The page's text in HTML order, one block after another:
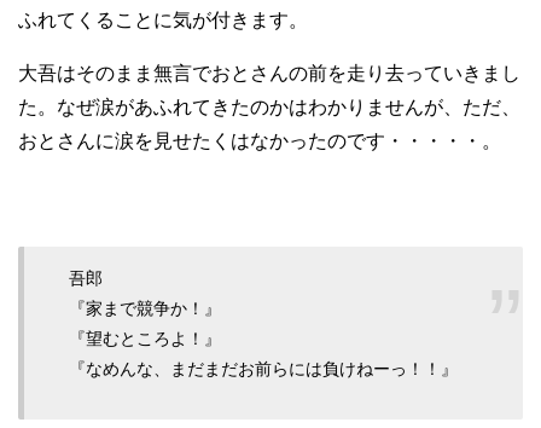
ふれてくることに気が付きます。
大吾はそのまま無言でおとさんの前を走り去っていきまし
た。なぜ涙があふれてきたのかはわかりませんが、ただ、
おとさんに涙を見せたくはなかったのです・・・・・。
吾郎
『家まで競争か！』
『望むところよ！』
『なめんな、まだまだお前らには負けねーっ！！』